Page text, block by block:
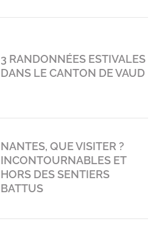
3 RANDONNÉES ESTIVALES
DANS LE CANTON DE VAUD
NANTES, QUE VISITER ?
INCONTOURNABLES ET
HORS DES SENTIERS
BATTUS